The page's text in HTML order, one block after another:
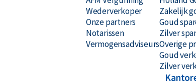
Wederverkoper
Onze partners
Notarissen
Vermogensadviseurs
Zakelijk
Goud
Zilver
Overige
Goud
Zilver